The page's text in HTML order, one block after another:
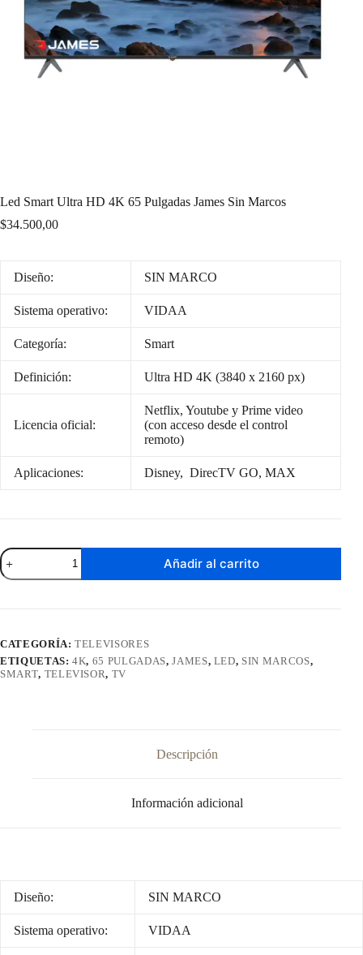
Led Smart Ultra HD 4K 65 Pulgadas James Sin Marcos
$34.500,00
Diseño: SIN MARCO
Sistema operativo: VIDAA
Categoría: Smart
Definición: Ultra HD 4K (3840 x 2160 px)
Licencia oficial:
Netflix, Youtube y Prime video
(con acceso desde el control
remoto)
Aplicaciones: Disney, DirecTV GO, MAX
Led
Smart
Ultra
James
Sin
Marcos
Añadir al carrito
CATEGORÍA:TELEVISORES
ETIQUETAS:4K, 65 PULGADAS,JAMES, LED, SIN MARCOS,
SMART, TELEVISOR, TV
Descripción
Información adicional
Diseño: SIN MARCO
Sistema operativo: VIDAA